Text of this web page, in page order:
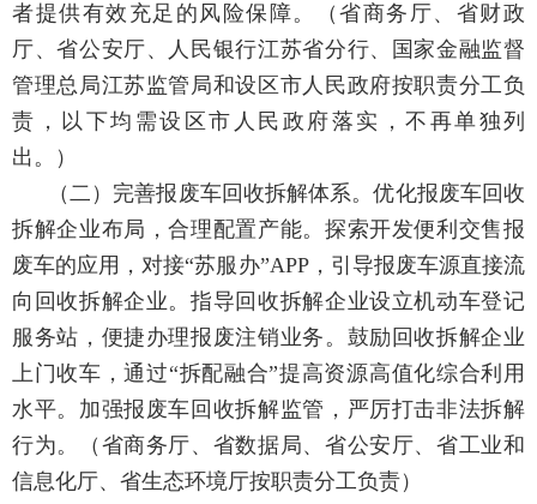
者提供有效充足的风险保障。
（省商务厅、省财政
厅、省公安厅、人民银行江苏省分行、国家金融监督
管理总局江苏监管局和设区市人民政府按职责分工负
责，以下均需设区市人民政府落实，不再单独列
出。）
（二）完善报废车回收拆解体系。优化报废车回收
拆解企业布局，合理配置产能。探索开发便利交售报
废车的应用，对接“苏服办”APP，引导报废车源直接流
向回收拆解企业。指导回收拆解企业设立机动车登记
服务站，便捷办理报废注销业务。鼓励回收拆解企业
上门收车，通过“拆配融合”提高资源高值化综合利用
水平。加强报废车回收拆解监管，严厉打击非法拆解
行为。
（省商务厅、省数据局、省公安厅、省工业和
信息化厅、省生态环境厅按职责分工负责）